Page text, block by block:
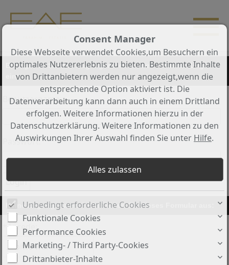
Bitte geben Sie Ihre Zugangsdaten für den "Kunden-Login"
ein:
Benutzername:
Passwort:
Keine Zugangsdaten ? Bitte füllen Sie dieses Formular aus:
*Anrede:
Consent Manager
Diese Webseite verwendet Cookies,um Besuchern ein
optimales Nutzererlebnis zu bieten. Bestimmte Inhalte
von Drittanbietern werden nur angezeigt,wenn die
entsprechende Option aktiviert ist. Die
Datenverarbeitung kann dann auch in einem Drittland
erfolgen. Weitere Informationen hierzu in der
Datenschutzerklärung. Weitere Informationen zu den
Auswirkungen Ihrer Auswahl finden Sie unter Hilfe.
Unbedingt erforderliche Cookies
Funktionale Cookies
Performance Cookies
Marketing- / Third Party-Cookies
Drittanbieter-Inhalte